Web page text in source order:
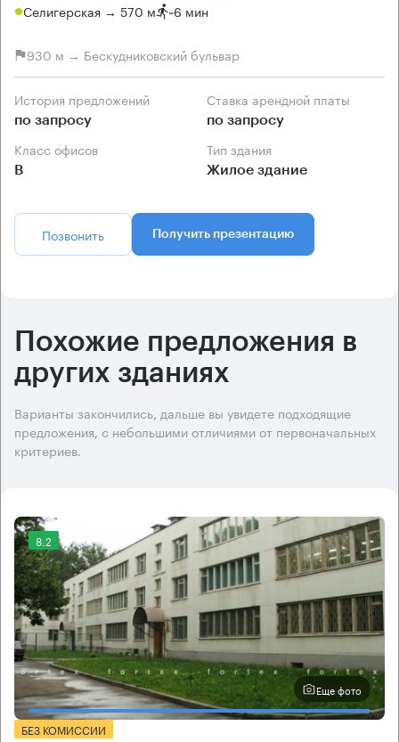
Селигерская → 570 м ~6 мин
930 м → Бескудниковский бульвар
История предложений
по запросу
Ставка арендной платы
по запросу
Класс офисов
B
Тип здания
Жилое здание
Позвонить Получить презентацию
Похожие предложения в
других зданиях
Варианты закончились, дальше вы увидете подходящие
предложения, с небольшими отличиями от первоначальных
критериев.
8.2
Еще фото
БЕЗ КОМИССИИ